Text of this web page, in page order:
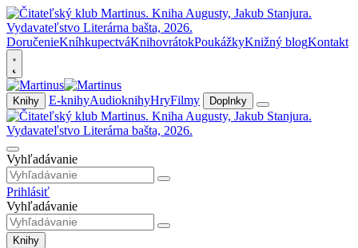
DoručenieKníhkupectváKnihovrátokPoukážkyKnižný blogKontakt
Knihy E-knihyAudioknihyHryFilmy Doplnky
Vyhľadávanie
Prihlásiť
Vyhľadávanie
Knihy